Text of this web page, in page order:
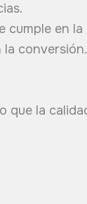
cumple en
la conversión.
la